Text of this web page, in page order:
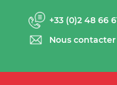
+33 (0)2 48 66
Nous contacter